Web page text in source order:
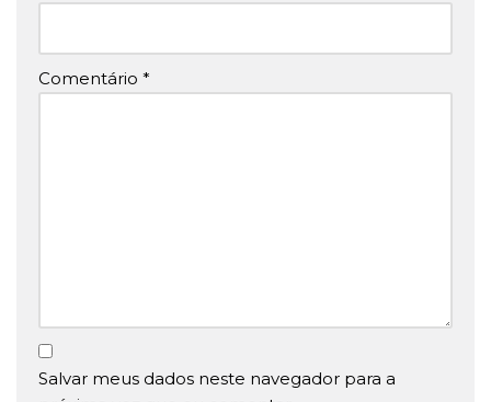
Comentário *
Salvar meus dados neste navegador para a